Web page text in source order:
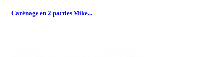
Carénage en 2 parties Mike...